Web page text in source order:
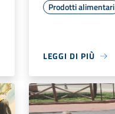
Prodotti alimentari
LEGGI DI PIÙ